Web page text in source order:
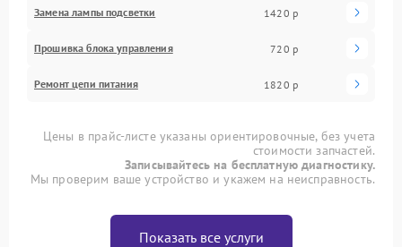
Замена лампы подсветки 1420 р
Прошивка блока управления 720 р
Ремонт цепи питания 1820 р
Цены в прайс-листе указаны ориентировочные, без учета
стоимости запчастей.
Записывайтесь на бесплатную диагностику.
Мы проверим ваше устройство и укажем на неисправность.
Показать все услуги